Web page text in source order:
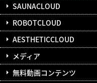
SAUNACLOUD
ROBOTCLOUD
AESTHETICCLOUD
メディア
無料動画コンテンツ